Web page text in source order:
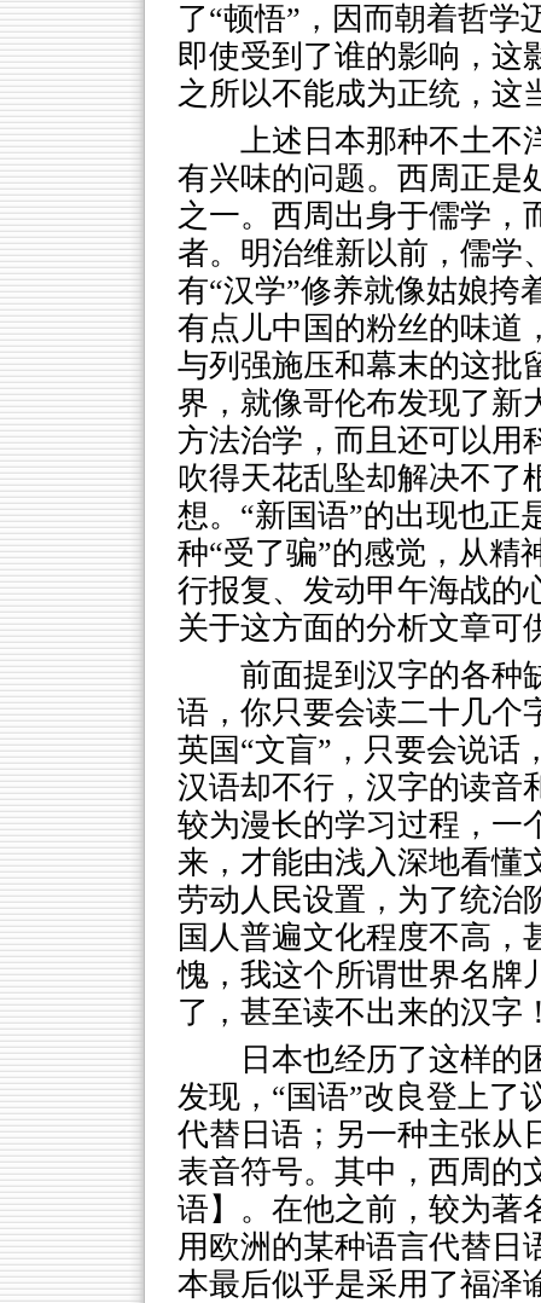
了“顿悟”，因而朝着哲学
即使受到了谁的影响，这
之所以不能成为正统，这
上述日本那种不土不
有兴味的问题。西周正是
之一。西周出身于儒学，
者。明治维新以前，儒学
有“汉学”修养就像姑娘挎
有点儿中国的粉丝的味道
与列强施压和幕末的这批
界，就像哥伦布发现了新
方法治学，而且还可以用
吹得天花乱坠却解决不了
想。“新国语”的出现也正
种“受了骗”的感觉，从精
行报复、发动甲午海战的
关于这方面的分析文章可
前面提到汉字的各种
语，你只要会读二十几个
英国“文盲”，只要会说话
汉语却不行，汉字的读音
较为漫长的学习过程，一
来，才能由浅入深地看懂
劳动人民设置，为了统治
国人普遍文化程度不高，
愧，我这个所谓世界名牌
了，甚至读不出来的汉字
日本也经历了这样的
发现，“国语”改良登上了
代替日语；另一种主张从
表音符号。其中，西周的
语】。在他之前，较为著
用欧洲的某种语言代替日
本最后似乎是采用了福泽